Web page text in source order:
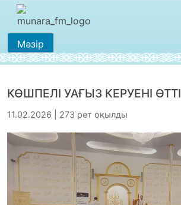
Мәзір
КӨШПЕЛІ УАҒЫЗ КЕРУЕНІ ӨТТІ
11.02.2026 | 273 рет оқылды